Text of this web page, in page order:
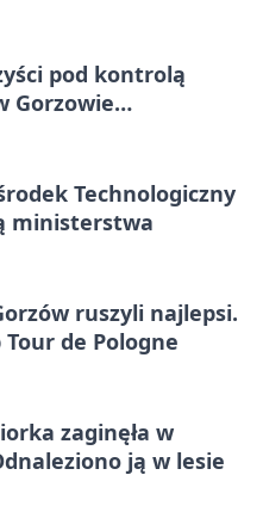
pod kontrolą
Gorzowie
Technologiczny
ministerstwa
ruszyli najlepsi.
de Pologne
zaginęła w
ją w lesie